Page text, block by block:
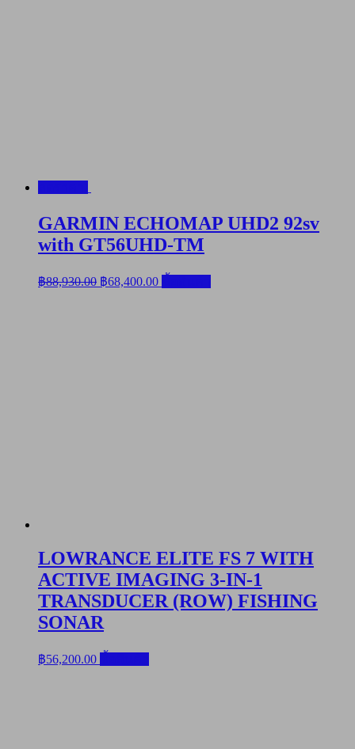
GARMIN ECHOMAP UHD2 92sv
with GT56UHD-TM
฿88,930.00 Original
price
฿68,400.00Current
price
LOWRANCE ELITE FS 7 WITH
ACTIVE IMAGING 3-IN-1
TRANSDUCER (ROW) FISHING
SONAR
฿56,200.00